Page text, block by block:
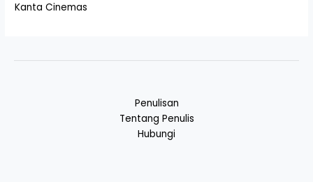
Kanta Cinemas
Penulisan
Tentang Penulis
Hubungi